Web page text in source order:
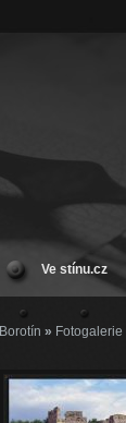
Ve stínu.cz
Borotín » Fotogalerie